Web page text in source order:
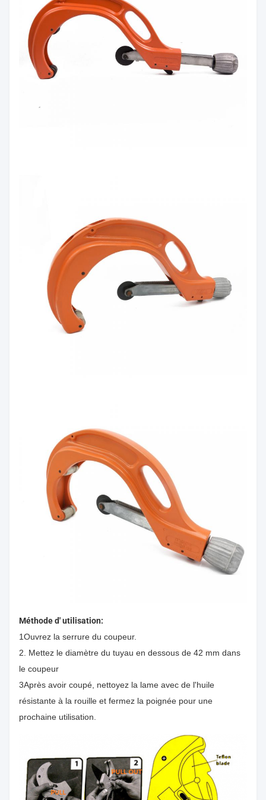
Méthode d' utilisation:
1Ouvrez la serrure du coupeur.
2. Mettez le diamètre du tuyau en dessous de 42 mm dans
le coupeur
3Après avoir coupé, nettoyez la lame avec de l'huile
résistante à la rouille et fermez la poignée pour une
prochaine utilisation.